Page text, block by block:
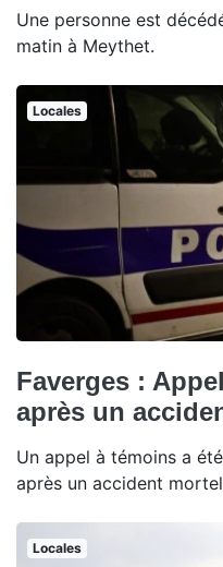
Une personne est
matin à Meythet.
Locales
Faverges :
après un
Un appel à témoins a
après un accident
Locales